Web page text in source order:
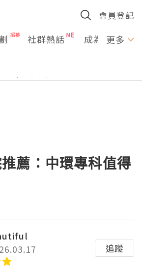
會員登記
社群熱話 成為U更多
薦：中環專科值得
追蹤